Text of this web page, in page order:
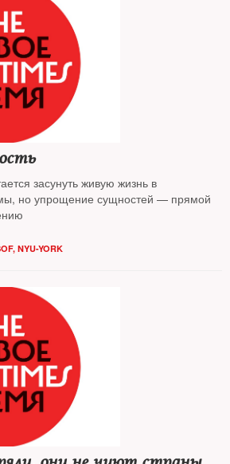
засунуть живую жизнь в
но упрощение сущностей — прямой
NYU-YORK